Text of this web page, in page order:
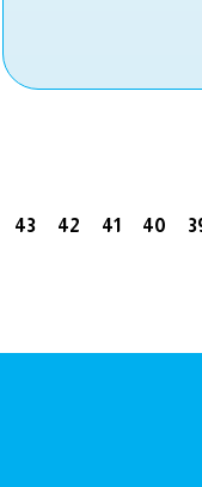
40
41
42
43